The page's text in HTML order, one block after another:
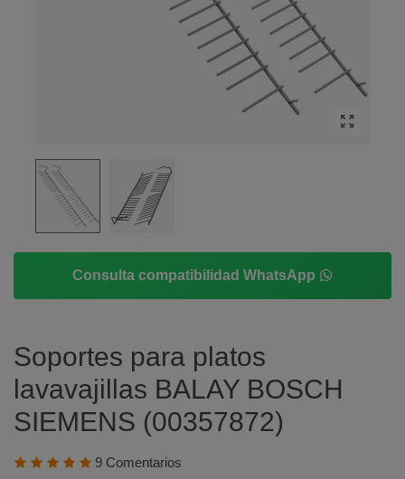
Consulta compatibilidad WhatsApp
Soportes para platos
lavavajillas BALAY BOSCH
SIEMENS (00357872)
9 Comentarios